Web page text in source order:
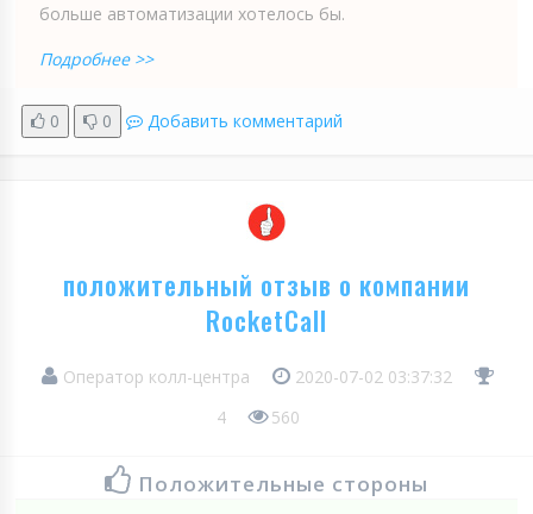
больше автоматизации хотелось бы.
Подробнее >>
0 0 Добавить комментарий
положительный отзыв о компании
RocketCall
Оператор колл-центра
2020-07-02 03:37:32
4
560
Положительные стороны